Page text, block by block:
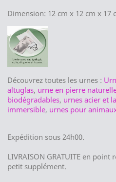
Dimension: 12 cm x 12 cm x 17
Découvrez toutes les urnes :
altuglas, urne en pierre
biodégradables, urnes acier et
immersible, urnes pour
Expédition sous 24h00.
LIVRAISON GRATUITE en
petit supplément.